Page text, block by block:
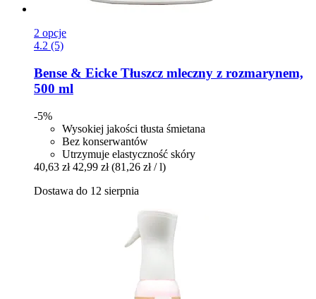
2 opcje
4.2 (5)
Bense & Eicke Tłuszcz mleczny z rozmarynem,
500 ml
-5%
Wysokiej jakości tłusta śmietana
Bez konserwantów
Utrzymuje elastyczność skóry
40,63 zł 42,99 zł (81,26 zł / l)
Dostawa do 12 sierpnia